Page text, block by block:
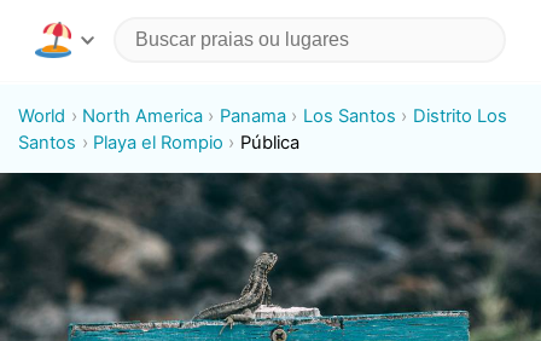
World North America Panama Los Santos
Distrito Los
Santos
Playa el Rompio Pública